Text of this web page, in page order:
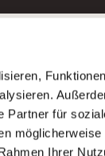
Partner für
Ihrer
Gliederungen
nach